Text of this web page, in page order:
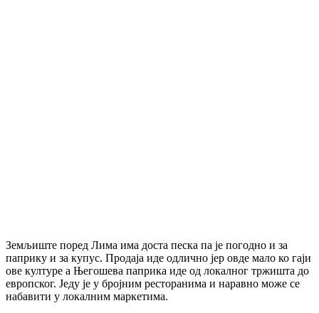
Земљиште поред Лима има доста песка па је погодно и за
паприку и за купус. Продаја иде одлично јер овде мало ко гаји
ове културе а Његошева паприка иде од локалног тржишта до
европског. Једу је у бројним ресторанима и наравно може се
набавити у локалним маркетима.